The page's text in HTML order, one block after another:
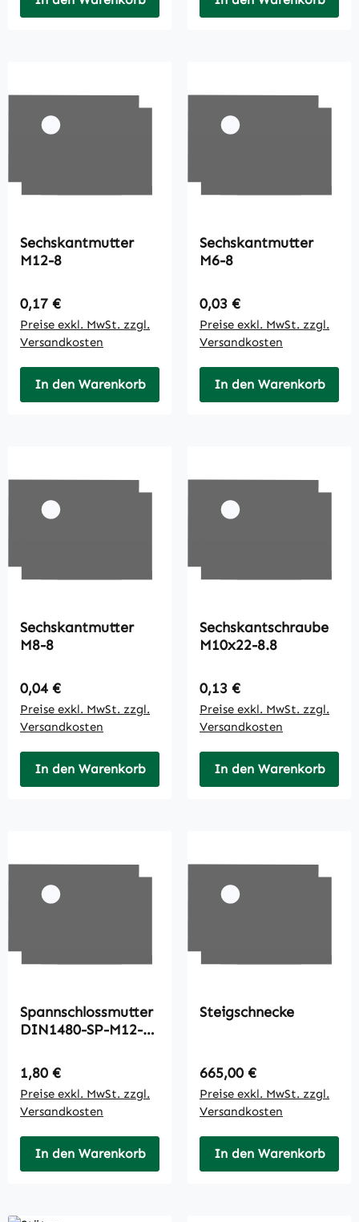
Sechskantmutter
M12-8
Regulärer Preis:
0,17 €
Preise exkl. MwSt. zzgl.
Versandkosten
In den Warenkorb
Sechskantmutter
M6-8
Regulärer Preis:
0,03 €
Preise exkl. MwSt. zzgl.
Versandkosten
In den Warenkorb
Sechskantmutter
M8-8
Regulärer Preis:
0,04 €
Preise exkl. MwSt. zzgl.
Versandkosten
In den Warenkorb
Sechskantschraube
M10x22-8.8
Regulärer Preis:
0,13 €
Preise exkl. MwSt. zzgl.
Versandkosten
In den Warenkorb
Spannschlossmutter
DIN1480-SP-M12-
Regulärer Preis:
1,80 €
Preise exkl. MwSt. zzgl.
Versandkosten
In den Warenkorb
Steigschnecke
Regulärer Preis:
665,00 €
Preise exkl. MwSt. zzgl.
Versandkosten
In den Warenkorb